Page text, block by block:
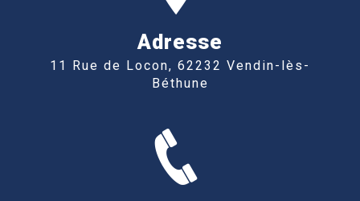
Adresse
11 Rue de Locon, 62232 Vendin-lès-
Béthune